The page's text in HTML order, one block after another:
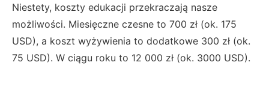
Niestety, koszty edukacji przekraczają nasze
możliwości. Miesięczne czesne to 700 zł (ok. 175
USD), a koszt wyżywienia to dodatkowe 300 zł (ok.
75 USD). W ciągu roku to 12 000 zł (ok. 3000 USD).